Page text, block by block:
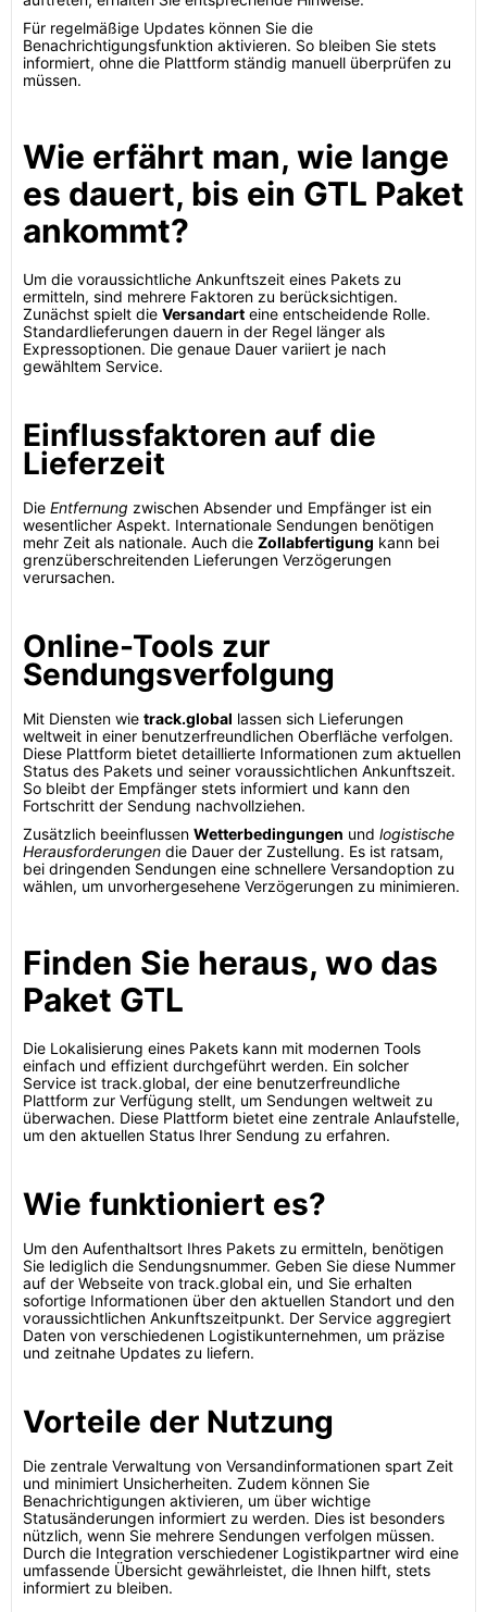
Für regelmäßige Updates können Sie die
Benachrichtigungsfunktion aktivieren. So bleiben Sie stets
informiert, ohne die Plattform ständig manuell überprüfen zu
müssen.
Wie erfährt man, wie lange
es dauert, bis ein GTL Paket
ankommt?
Um die voraussichtliche Ankunftszeit eines Pakets zu
ermitteln, sind mehrere Faktoren zu berücksichtigen.
Zunächst spielt die Versandart eine entscheidende Rolle.
Standardlieferungen dauern in der Regel länger als
Expressoptionen. Die genaue Dauer variiert je nach
gewähltem Service.
Einflussfaktoren auf die
Lieferzeit
Die Entfernung zwischen Absender und Empfänger ist ein
wesentlicher Aspekt. Internationale Sendungen benötigen
mehr Zeit als nationale. Auch die Zollabfertigung kann bei
grenzüberschreitenden Lieferungen Verzögerungen
verursachen.
Online-Tools zur
Sendungsverfolgung
Mit Diensten wie track.global lassen sich Lieferungen
weltweit in einer benutzerfreundlichen Oberfläche verfolgen.
Diese Plattform bietet detaillierte Informationen zum aktuellen
Status des Pakets und seiner voraussichtlichen Ankunftszeit.
So bleibt der Empfänger stets informiert und kann den
Fortschritt der Sendung nachvollziehen.
Zusätzlich beeinflussen Wetterbedingungen und logistische
Herausforderungen die Dauer der Zustellung. Es ist ratsam,
bei dringenden Sendungen eine schnellere Versandoption zu
wählen, um unvorhergesehene Verzögerungen zu minimieren.
Finden Sie heraus, wo das
Paket GTL
Die Lokalisierung eines Pakets kann mit modernen Tools
einfach und effizient durchgeführt werden. Ein solcher
Service ist track.global, der eine benutzerfreundliche
Plattform zur Verfügung stellt, um Sendungen weltweit zu
überwachen. Diese Plattform bietet eine zentrale Anlaufstelle,
um den aktuellen Status Ihrer Sendung zu erfahren.
Wie funktioniert es?
Um den Aufenthaltsort Ihres Pakets zu ermitteln, benötigen
Sie lediglich die Sendungsnummer. Geben Sie diese Nummer
auf der Webseite von track.global ein, und Sie erhalten
sofortige Informationen über den aktuellen Standort und den
voraussichtlichen Ankunftszeitpunkt. Der Service aggregiert
Daten von verschiedenen Logistikunternehmen, um präzise
und zeitnahe Updates zu liefern.
Vorteile der Nutzung
Die zentrale Verwaltung von Versandinformationen spart Zeit
und minimiert Unsicherheiten. Zudem können Sie
Benachrichtigungen aktivieren, um über wichtige
Statusänderungen informiert zu werden. Dies ist besonders
nützlich, wenn Sie mehrere Sendungen verfolgen müssen.
Durch die Integration verschiedener Logistikpartner wird eine
umfassende Übersicht gewährleistet, die Ihnen hilft, stets
informiert zu bleiben.